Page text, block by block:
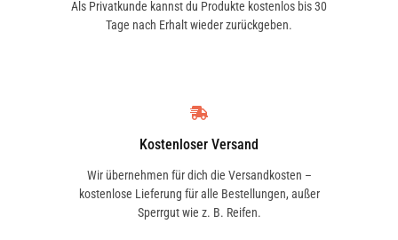
Als Privatkunde kannst du Produkte kostenlos bis 30
Tage nach Erhalt wieder zurückgeben.
Kostenloser Versand
Wir übernehmen für dich die Versandkosten –
kostenlose Lieferung für alle Bestellungen, außer
Sperrgut wie z. B. Reifen.